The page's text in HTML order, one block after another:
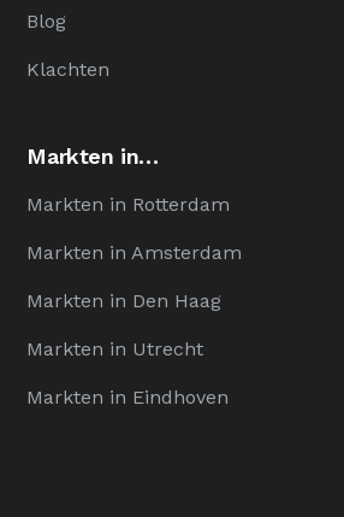
Blog
Klachten
Markten in…
Markten in Rotterdam
Markten in Amsterdam
Markten in Den Haag
Markten in Utrecht
Markten in Eindhoven